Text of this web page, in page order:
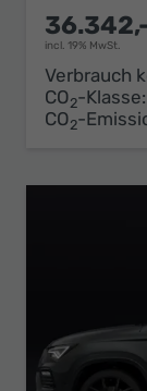
incl. 19% MwSt.
Verbrauch
CO2-Klasse:
CO2-